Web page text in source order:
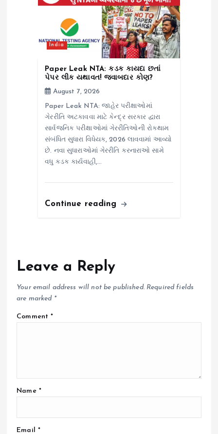
India
Paper Leak NTA: કડક કાયદા છતાં
પેપર લીક યથાવત! જવાબદાર કોણ?
August 7, 2026
Paper Leak NTA: જાહેર પરીક્ષાઓમાં
ગેરરીતિ અટકાવવા માટે કેન્દ્ર સરકાર દ્વારા
સાર્વજનિક પરીક્ષાઓમાં ગેરરીતિઓની રોકથામ
સંબંધિત સુધારા વિધેયક, 2026 લાવવામાં આવ્યો
છે. નવા સુધારાઓમાં ગેરરીતિ કરનારાઓ સામે
વધુ કડક કાર્યવાહી,…
Continue reading
Leave a Reply
Your email address will not be published. Required fields
are marked *
Comment*
Name *
Email *